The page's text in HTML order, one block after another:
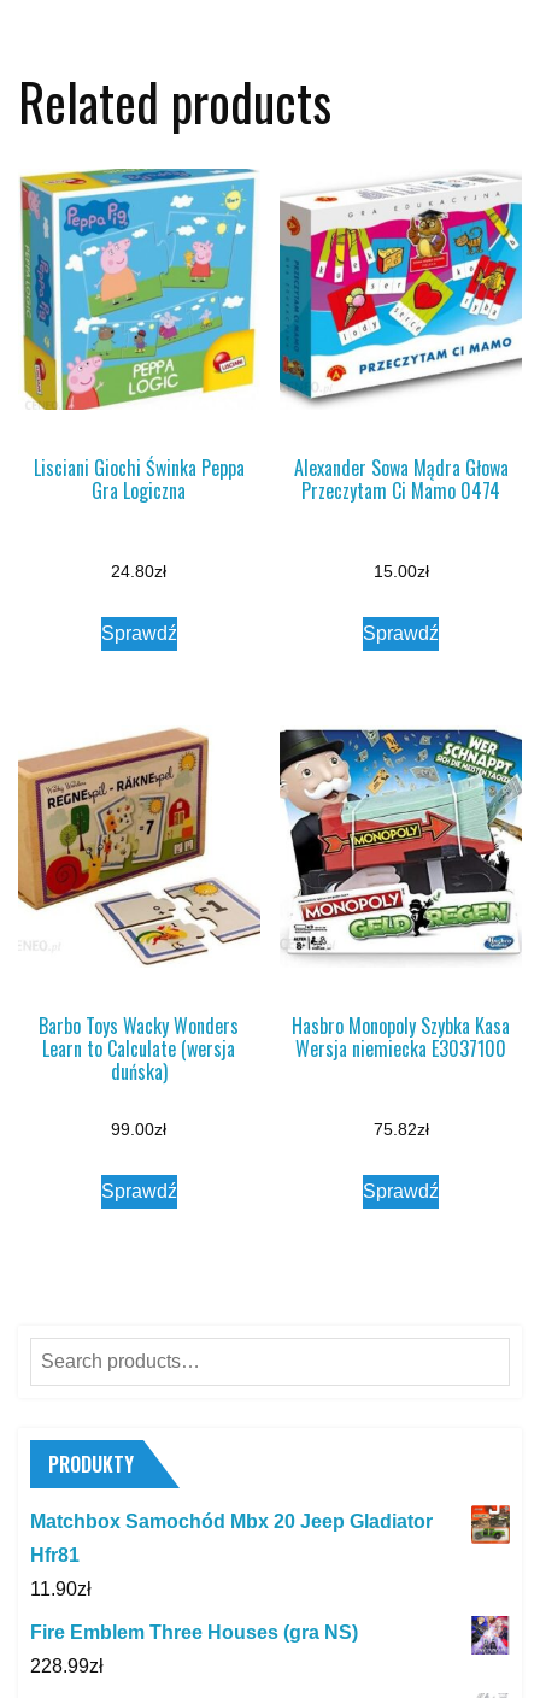
Related products
Lisciani Giochi Świnka Peppa
Gra Logiczna
24.80zł
Sprawdź
Alexander Sowa Mądra Głowa
Przeczytam Ci Mamo 0474
15.00zł
Sprawdź
Barbo Toys Wacky Wonders
Learn to Calculate (wersja
duńska)
99.00zł
Sprawdź
Hasbro Monopoly Szybka Kasa
Wersja niemiecka E3037100
75.82zł
Sprawdź
Search
for:
PRODUKTY
Matchbox Samochód Mbx 20 Jeep Gladiator
Hfr81
11.90zł
Fire Emblem Three Houses (gra NS)
228.99zł